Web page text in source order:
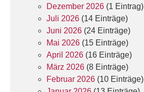
Dezember 2026 (1 Eintrag)
Juli 2026 (14 Einträge)
Juni 2026 (24 Einträge)
Mai 2026 (15 Einträge)
April 2026 (16 Einträge)
März 2026 (8 Einträge)
Februar 2026 (10 Einträge)